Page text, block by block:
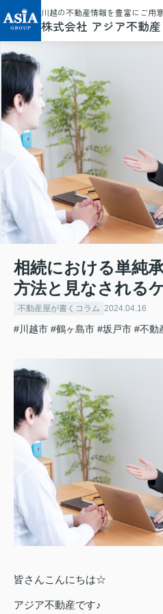
川越の不動産情報を豊富にご用意
株式会社 アジア不動産
相続における単純
方法と見なされる
不動産屋が書くコラム 2024.04.16
#川越市 #鶴ヶ島市 #坂戸市 #不動
皆さんこんにちは☆
アジア不動産です♪